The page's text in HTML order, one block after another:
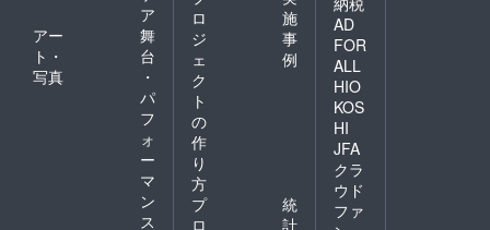
ア
アー
ト・
写真
舞
台
・
パ
フ
ォ
ー
マ
ン
ス
ロ
ジ
ェ
ク
ト
の
作
り
方
施
事
例
プ
ロ
統
計
AD
FOR
ALL
HIO
KOS
HI
JFA
クラ
ウド
ファ